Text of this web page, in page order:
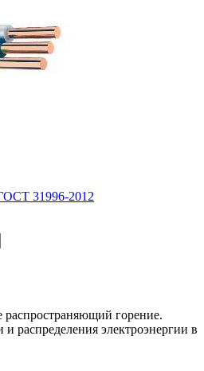
31996-2012
горение.
и распределения электроэнергии в